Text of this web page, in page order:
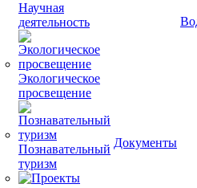
Научная
деятельность
Экологическое
просвещение
Познавательный
туризм
Документы